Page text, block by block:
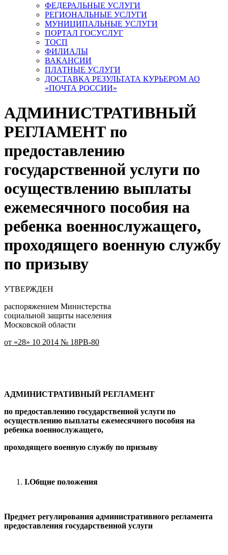
ФЕДЕРАЛЬНЫЕ УСЛУГИ
РЕГИОНАЛЬНЫЕ УСЛУГИ
МУНИЦИПАЛЬНЫЕ УСЛУГИ
ПОРТАЛ ГОСУСЛУГ
ТОСП
ФИЛИАЛЫ
ВАКАНСИИ
ПЛАТНЫЕ УСЛУГИ
ДОСТАВКА РЕЗУЛЬТАТА КУРЬЕРОМ АО
«ПОЧТА РОССИИ»
АДМИНИСТРАТИВНЫЙ
РЕГЛАМЕНТ по
предоставлению
государственной услуги по
осуществлению выплаты
ежемесячного пособия на
ребенка военнослужащего,
проходящего военную службу
по призыву
УТВЕРЖДЕН
распоряжением Министерства
социальной защиты населения
Московской области
от «28» 10 2014 № 18РВ-80
АДМИНИСТРАТИВНЫЙ РЕГЛАМЕНТ
по предоставлению государственной услуги по
осуществлению выплаты ежемесячного пособия на
ребенка военнослужащего,
проходящего военную службу по призыву
I.Общие положения
Предмет регулирования административного регламента
предоставления государственной услуги